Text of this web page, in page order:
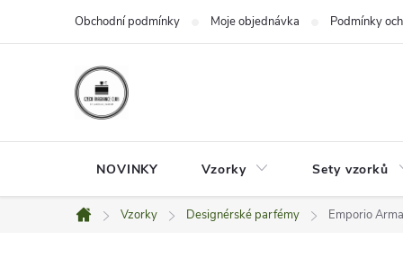
Obchodní podmínky Moje objednávka Podmínky
NOVINKY Vzorky Sety vzorků
Domů
Vzorky Designérské parfémy Emporio